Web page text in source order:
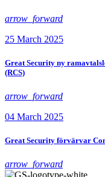
arrow_forward
25 March 2025
Great Security ny
(RCS)
arrow_forward
04 March 2025
Great Security förvärvar
arrow_forward